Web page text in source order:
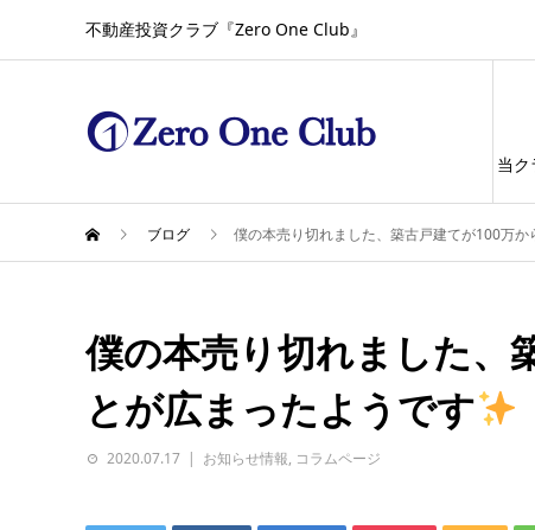
不動産投資クラブ『Zero One Club』
当ク
ブログ 僕の本売り切れました、築古戸建てが100万
僕の本売り切れました、
とが広まったようです
2020.07.17 お知らせ情報, コラムページ